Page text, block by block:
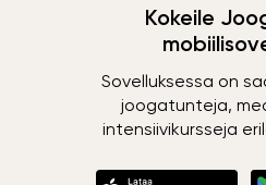
Kokeile
Sovelluksessa on
joogatunteja,
intensiivikursseja